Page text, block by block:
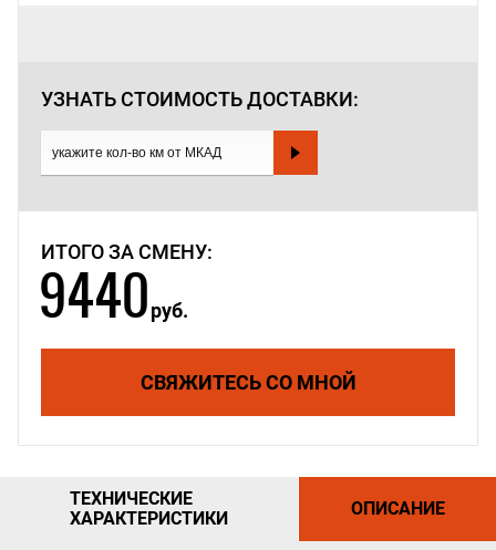
УЗНАТЬ СТОИМОСТЬДОСТАВКИ:
ИТОГО ЗА СМЕНУ:
9440руб.
СВЯЖИТЕСЬ СО МНОЙ
ТЕХНИЧЕСКИЕ
ХАРАКТЕРИСТИКИ
ОПИСАНИЕ